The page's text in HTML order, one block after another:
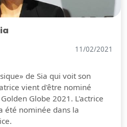
11/02/2021
de Sia qui voit son
vient d'être nominé
Globe 2021. L'actrice
été nominée dans la